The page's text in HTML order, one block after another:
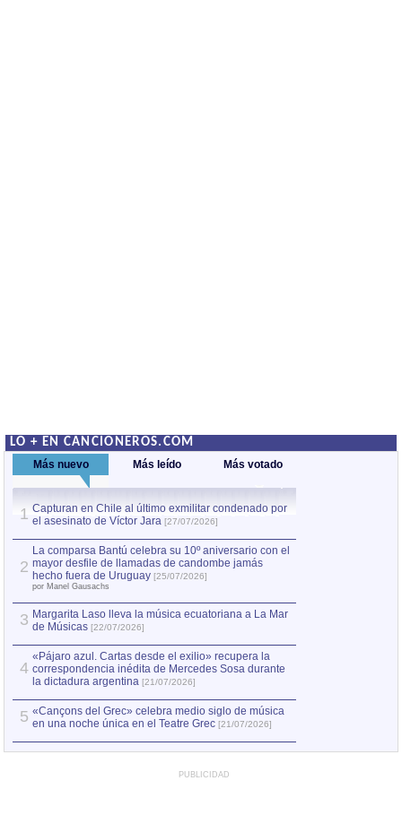
LO + EN CANCIONEROS.COM
Más nuevo Más leído Más votado
1 Capturan en Chile al último exmilitar condenado por
el asesinato de Víctor Jara [27/07/2026]
2
La comparsa Bantú celebra su 10º aniversario con el
mayor desfile de llamadas de candombe jamás
hecho fuera de Uruguay [25/07/2026]
por Manel Gausachs
3 Margarita Laso lleva la música ecuatoriana a La Mar
de Músicas [22/07/2026]
4
«Pájaro azul. Cartas desde el exilio» recupera la
correspondencia inédita de Mercedes Sosa durante
la dictadura argentina [21/07/2026]
5 «Cançons del Grec» celebra medio siglo de música
en una noche única en el Teatre Grec [21/07/2026]
PUBLICIDAD